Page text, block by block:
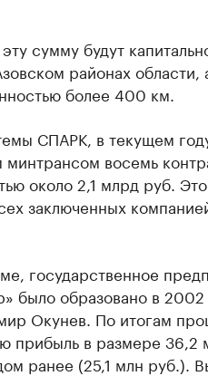
сумму будут
районах области,
более 400 км.
СПАРК, в текущем
восемь
около 2,1 млрд руб.
заключенных
государственное
было образовано в
Окунев. По итогам
прибыль в размере 36,2
ранее (25,1 млн руб.).